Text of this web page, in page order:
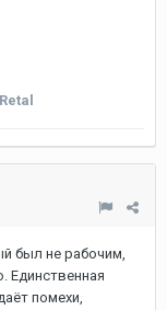
был не рабочим,
Единственная
помехи,